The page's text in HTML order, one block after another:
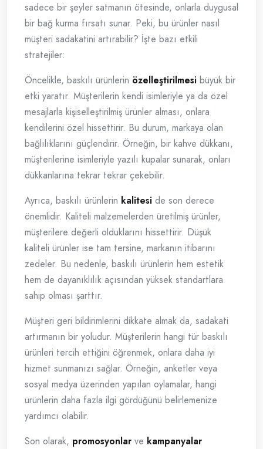
sadece bir şeyler satmanın ötesinde, onlarla duygusal
bir bağ kurma fırsatı sunar. Peki, bu ürünler nasıl
müşteri sadakatini artırabilir? İşte bazı etkili
stratejiler:
Öncelikle, baskılı ürünlerin özelleştirilmesi büyük bir
etki yaratır. Müşterilerin kendi isimleriyle ya da özel
mesajlarla kişiselleştirilmiş ürünler alması, onlara
kendilerini özel hissettirir. Bu durum, markaya olan
bağlılıklarını güçlendirir. Örneğin, bir kahve dükkanı,
müşterilerine isimleriyle yazılı kupalar sunarak, onları
dükkanlarına tekrar tekrar çekebilir.
Ayrıca, baskılı ürünlerin kalitesi de son derece
önemlidir. Kaliteli malzemelerden üretilmiş ürünler,
müşterilere değerli olduklarını hissettirir. Düşük
kaliteli ürünler ise tam tersine, markanın itibarını
zedeler. Bu nedenle, baskılı ürünlerin hem estetik
hem de dayanıklılık açısından yüksek standartlara
sahip olması şarttır.
Müşteri geri bildirimlerini dikkate almak da, sadakati
artırmanın bir yoludur. Müşterilerin hangi tür baskılı
ürünleri tercih ettiğini öğrenmek, onlara daha iyi
hizmet sunmanızı sağlar. Örneğin, anketler veya
sosyal medya üzerinden yapılan oylamalar, hangi
ürünlerin daha fazla ilgi gördüğünü belirlemenize
yardımcı olabilir.
Son olarak, promosyonlar ve kampanyalar